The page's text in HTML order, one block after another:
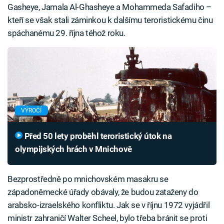
Gasheye, Jamala Al-Ghasheye a Mohammeda Safadiho –
kteří se však stali záminkou k dalšímu teroristickému činu
spáchanému 29. října téhož roku.
VÝROČÍ
olympijských hrách v Mnichově
Bezprostředně po mnichovském masakru se
západoněmecké úřady obávaly, že budou zataženy do
arabsko-izraelského konfliktu. Jak se v říjnu 1972 vyjádřil
ministr zahraničí Walter Scheel, bylo třeba bránit se proti